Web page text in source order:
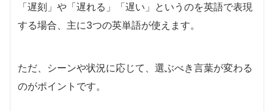
「遅刻」や「遅れる」「遅い」というのを英語で表現
する場合、主に3つの英単語が使えます。
ただ、シーンや状況に応じて、選ぶべき言葉が変わる
のがポイントです。